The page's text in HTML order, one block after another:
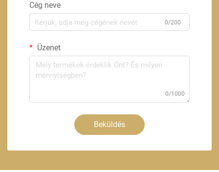
Cég neve
0/200
Üzenet
0/1000
Beküldés